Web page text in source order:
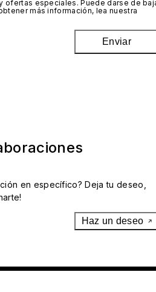
ofertas especiales. Puede darse de
más información, lea nuestra
Enviar
en específico? Deja tu deseo,
Haz un deseo